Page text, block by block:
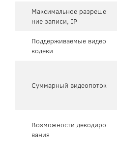
Максимальное разреше
ние записи, IP
Поддерживаемые видео
кодеки
Суммарный видеопоток
Возможности декодиро
вания